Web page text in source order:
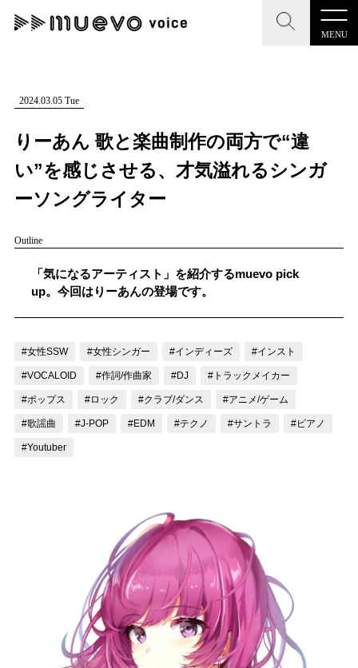
MENU
CLOSE
記事を検索する
#男性シンガー #HR/HM #女性シンガー
CLOSE
"読者の声を形にする”音楽特化メディア
記事一覧
プレスリリース一覧
お問い合わせ
記事リクエスト
muevoコミュニティ
ぶいクラ！by muevo
ぶいコミュ！by muevo
ぶいマガ！ by muevo
2024.03.05 Tue
りーあん 歌と楽曲制作の両方で“違
い”を感じさせる、才気溢れるシンガ
ーソングライター
Outline
「気になるアーティスト」を紹介するmuevo pick
up。今回はりーあんの登場です。
#女性SSW #女性シンガー #インディーズ #インスト
#VOCALOID #作詞/作曲家 #DJ #トラックメイカー
#ポップス #ロック #クラブ/ダンス #アニメ/ゲーム
#歌謡曲 #J-POP #EDM #テクノ #サントラ #ピアノ
#Youtuber